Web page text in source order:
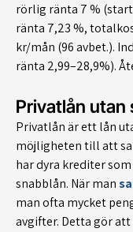
rörlig ränta 7 %
ränta 7,23 %,
kr/mån (96 avbet.).
ränta 2,99–28,9%).
Privatlån utan
Privatlån är ett lån
möjligheten till att
har dyra krediter
snabblån. När man
man ofta mycket
avgifter. Detta gör